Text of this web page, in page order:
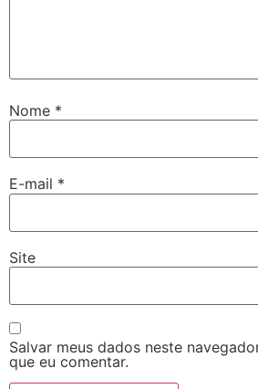
Nome *
E-mail *
Site
Salvar meus dados neste
que eu comentar.